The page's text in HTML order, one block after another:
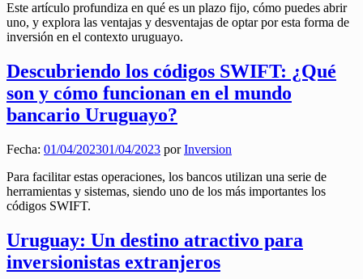
Este artículo profundiza en qué es un plazo fijo, cómo puedes abrir
uno, y explora las ventajas y desventajas de optar por esta forma de
inversión en el contexto uruguayo.
Descubriendo los códigos SWIFT: ¿Qué
son y cómo funcionan en el mundo
bancario Uruguayo?
Fecha: 01/04/202301/04/2023 porInversion
Para facilitar estas operaciones, los bancos utilizan una serie de
herramientas y sistemas, siendo uno de los más importantes los
códigos SWIFT.
Uruguay: Un destino atractivo para
inversionistas extranjeros